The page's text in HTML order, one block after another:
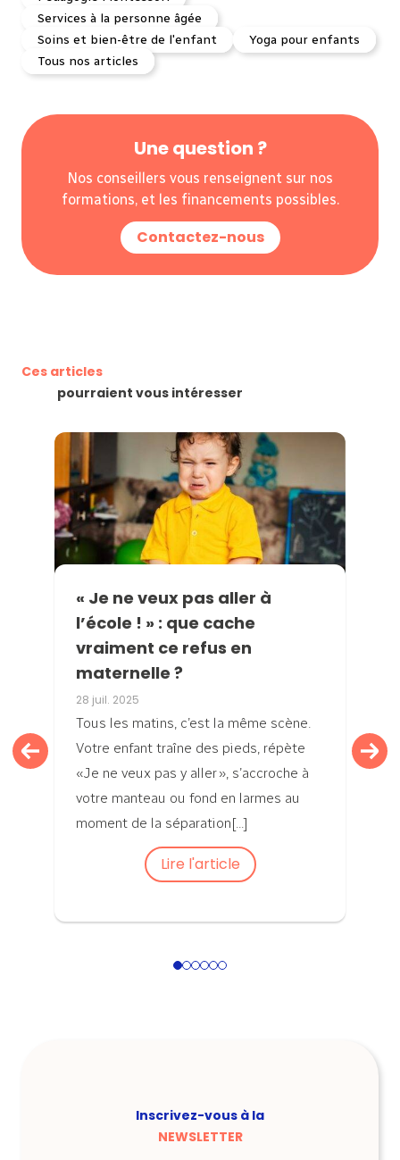
Services à la personne âgée
Soins et bien-être de l'enfant
Yoga pour enfants
Tous nos articles
Une question ?
Nos conseillers vous renseignent sur nos
formations, et les financements possibles.
Contactez-nous
Ces articles
pourraient vous intéresser
« Je ne veux pas aller à
l’école ! » : que cache
vraiment ce refus en
maternelle ?
28 juil. 2025
Tous les matins, c’est la même scène.
Votre enfant traîne des pieds, répète
«Je ne veux pas y aller », s’accroche à
votre manteau ou fond en larmes au
moment de la séparation[...]
Lire l'article
123456
Inscrivez-vous à la
NEWSLETTER